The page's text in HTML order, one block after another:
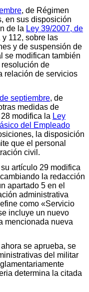
, de Régimen
en sus disposición
de la Ley 39/2007, de
y 112, sobre las
y de suspensión de
se modifican también
de
relación de servicios
septiembre, de
medidas de
modifica la Ley
del Empleado
la disposición
que el personal
civil.
su artículo 29 modifica
la redacción
apartado 5 en el
administrativa
como «Servicio
incluye un nuevo
mencionada nueva
se aprueba, se
del militar
determina la citada